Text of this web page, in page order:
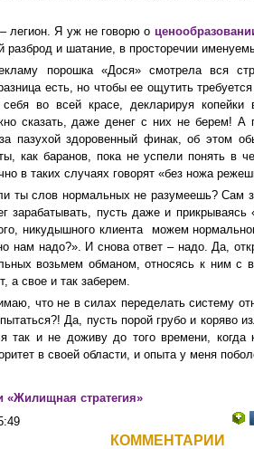
легион. Я уж не говорю о
и шатание, в просторечии
порошка «Дося» смотрела вся
есть, но чтобы ее ощутить
во всей красе, декларируя
сказать, даже денег с них не берем! А
пазухой здоровенный финак, об этом
как баранов, пока не успели понять в
в таких случаях говорят «без ножа
ты слов нормальных не разумеешь? Сам
зарабатывать, пусть даже и
никудышного клиента можем
нам надо?». И снова ответ – надо. Да,
возьмем обманом, относясь к ним с
а свое и так заберем.
что не в силах переделать систему
Да, пусть порой грубо и коряво
и не доживу до того времени, когда
в своей области, и опыта у меня
«Жилищная стратегия»
КОММЕНТАРИИ